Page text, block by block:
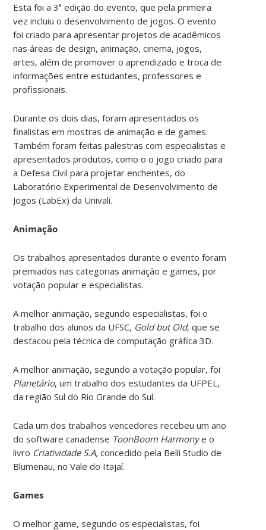
Esta foi a 3ª edição do evento, que pela primeira
vez incluiu o desenvolvimento de jogos. O evento
foi criado para apresentar projetos de acadêmicos
nas áreas de design, animação, cinema, jogos,
artes, além de promover o aprendizado e troca de
informações entre estudantes, professores e
profissionais.
Durante os dois dias, foram apresentados os
finalistas em mostras de animação e de games.
Também foram feitas palestras com especialistas e
apresentados produtos, como o o jogo criado para
a Defesa Civil para projetar enchentes, do
Laboratório Experimental de Desenvolvimento de
Jogos (LabEx) da Univali.
Animação
Os trabalhos apresentados durante o evento foram
premiados nas categorias animação e games, por
votação popular e especialistas.
A melhor animação, segundo especialistas, foi o
trabalho dos alunos da UFSC, Gold but Old, que se
destacou pela técnica de computação gráfica 3D.
A melhor animação, segundo a votação popular, foi
Planetário, um trabalho dos estudantes da UFPEL,
da região Sul do Rio Grande do Sul.
Cada um dos trabalhos vencedores recebeu um ano
do software canadense ToonBoom Harmonye o
livro Criatividade S.A, concedido pela Belli Studio de
Blumenau, no Vale do Itajaí.
Games
O melhor game, segundo os especialistas, foi